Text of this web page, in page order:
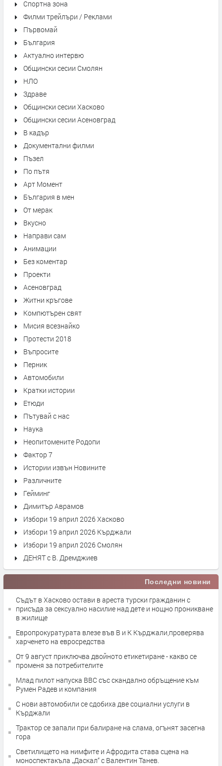
Спортна зона
Филми трейлъри / Реклами
Първомай
България
Актуално интервю
Общински сесии Смолян
НЛО
Здраве
Общински сесии Хасково
Общински сесии Асеновград
В кадър
Документални филми
Пъзел
По пътя
Арт Момент
България в мен
От мерак
Вкусно
Направи сам
Анимации
Без коментар
Проекти
Асеновград
Житни кръгове
Компютърен свят
Мисия всезнайко
Протести 2018
Въпросите
Перник
Автомобили
Кратки истории
Етюди
Пътувай с нас
Наука
Неопитомените Родопи
Фактор 7
Истории извън Новините
Различните
Гейминг
Димитър Аврамов
Избори 19 април 2026 Хасково
Избори 19 април 2026 Кърджали
Избори 19 април 2026 Смолян
ДЕНЯТ с В. Дремджиев
Последни новини
Съдът в Хасково остави в ареста турски гражданин с
присъда за сексуално насилие над дете и нощно проникване
в жилище
Европрокуратурата влезе във В и К Кърджали,проверява
харченето на евросредства
От 9 август приключва двойното етикетиране - какво се
променя за потребителите
Млад пилот напуска ВВС със скандално обръщение към
Румен Радев и компания
С нови автомобили се сдобиха две социални услуги в
Кърджали
Трактор се запали при балиране на слама, огънят засегна
гора
Светилището на нимфите и Афродита става сцена на
моноспектакъла „Даскал“ с Валентин Танев.